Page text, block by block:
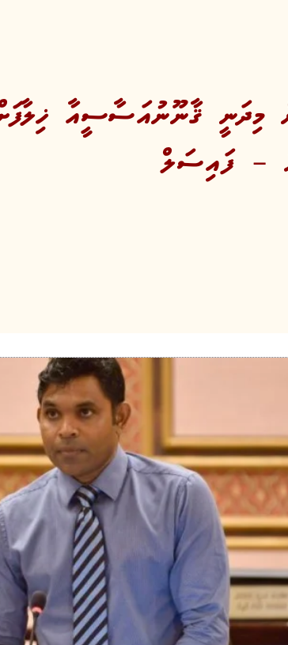
މިދަނީ ޤާނޫނުއަސާސީއާ
– ފައިސަލް